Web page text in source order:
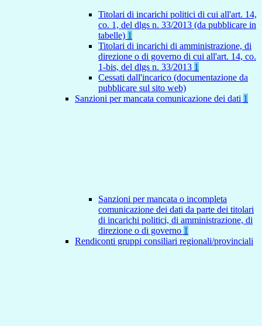
Titolari di incarichi politici di cui all'art. 14,
co. 1, del dlgs n. 33/2013 (da pubblicare in
tabelle) 1
Titolari di incarichi di amministrazione, di
direzione o di governo di cui all'art. 14, co.
1-bis, del dlgs n. 33/2013 1
Cessati dall'incarico (documentazione da
pubblicare sul sito web)
Sanzioni per mancata comunicazione dei dati 1
Sanzioni per mancata o incompleta
comunicazione dei dati da parte dei titolari
di incarichi politici, di amministrazione, di
direzione o di governo 1
Rendiconti gruppi consiliari regionali/provinciali